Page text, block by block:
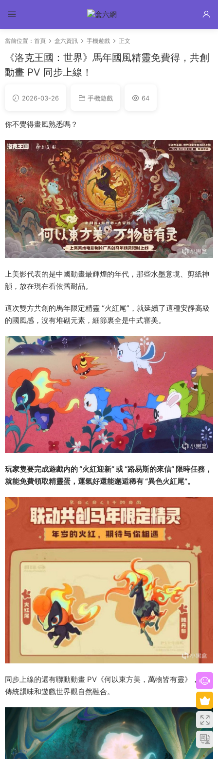
當前位置： 首頁 盒六資訊 手機遊戲 正文
《洛克王國：世界》馬年國風精靈免費得，共創
動畫 PV 同步上線！
2026-03-26 手機遊戲 64
你不覺得畫風熟悉嗎？
上美影代表的是中國動畫最輝煌的年代，那些水墨意境、剪紙神
韻，放在現在看依舊耐品。
這次雙方共創的馬年限定精靈 “火紅尾”，就延續了這種安靜高級
的國風感，沒有堆砌元素，細節裏全是中式審美。
玩家隻要完成遊戲内的 “火紅迎新” 或 “路易斯的來信” 限時任務，
就能免費領取精靈蛋，運氣好還能邂逅稀有 “異色火紅尾”。
同步上線的還有聯動動畫 PV《何以東方美，萬物皆有靈》，把
傳統韻味和遊戲世界觀自然融合。